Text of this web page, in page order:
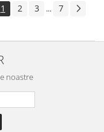
1 2 3 ... 7
noastre